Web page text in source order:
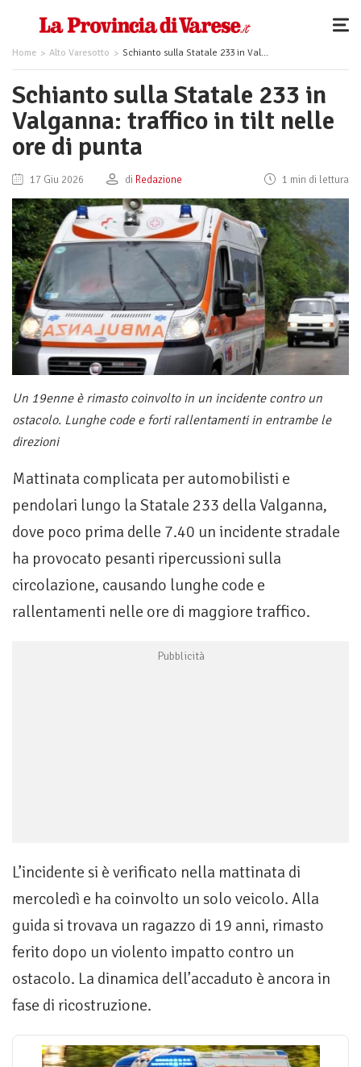
Home Alto Varesotto Schianto sulla Statale 233 in Valganna: traffico in tilt nelle ore di punta
Schianto sulla Statale 233 in
Valganna: traffico in tilt nelle
ore di punta
17 Giu 2026 di Redazione 1 min di lettura
Un 19enne è rimasto coinvolto in un incidente contro un
ostacolo. Lunghe code e forti rallentamenti in entrambe le
direzioni
Mattinata complicata per automobilisti e
pendolari lungo la Statale 233 della Valganna,
dove poco prima delle 7.40 un incidente stradale
ha provocato pesanti ripercussioni sulla
circolazione, causando lunghe code e
rallentamenti nelle ore di maggiore traffico.
L’incidente si è verificato nella mattinata di
mercoledì e ha coinvolto un solo veicolo. Alla
guida si trovava un ragazzo di 19 anni, rimasto
ferito dopo un violento impatto contro un
ostacolo. La dinamica dell’accaduto è ancora in
fase di ricostruzione.